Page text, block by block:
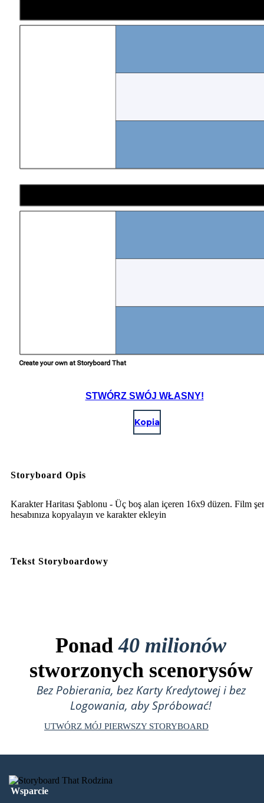
STWÓRZ SWÓJ WŁASNY!
Kopia
Storyboard Opis
Karakter Haritası Şablonu - Üç boş alan içeren 16x9 düzen. Film
hesabınıza kopyalayın ve karakter ekleyin
Tekst Storyboardowy
Ponad40 milionów
stworzonych scenorysów
Bez Pobierania, bez Karty Kredytowej i bez
Logowania, aby Spróbować!
UTWÓRZ MÓJ PIERWSZY STORYBOARD
Wsparcie